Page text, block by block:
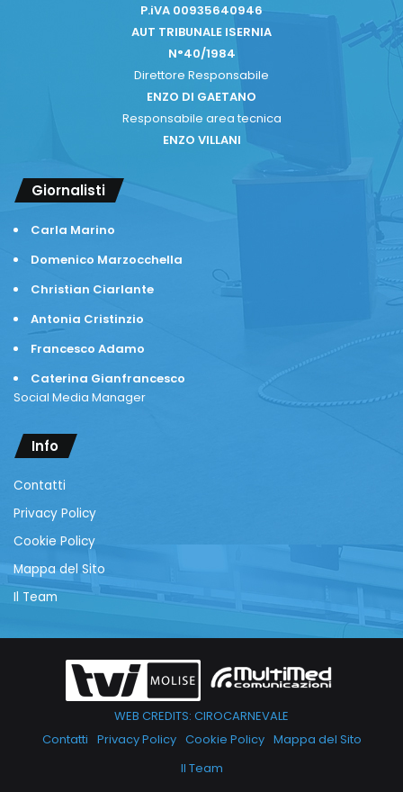
P.iVA 00935640946
AUT TRIBUNALE ISERNIA
N°40/1984
Direttore Responsabile
ENZO DI GAETANO
Responsabile area tecnica
ENZO VILLANI
Giornalisti
Carla Marino
Domenico Marzocchella
Christian Ciarlante
Antonia Cristinzio
Francesco Adamo
Caterina Gianfrancesco
Social Media Manager
Info
Contatti
Privacy Policy
Cookie Policy
Mappa del Sito
Il Team
WEB CREDITS: CIROCARNEVALE
Contatti Privacy Policy Cookie Policy Mappa del Sito
Il Team